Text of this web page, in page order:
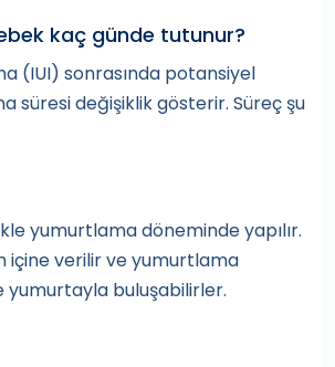
kaç günde tutunur?
(IUI) sonrasında potansiyel
süresi değişiklik gösterir. Süreç şu
yumurtlama döneminde yapılır.
içine verilir ve yumurtlama
yumurtayla buluşabilirler.